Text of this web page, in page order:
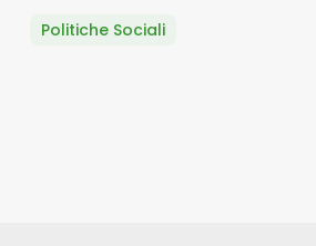
Politiche Sociali